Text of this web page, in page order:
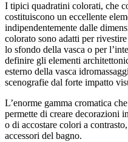
I tipici quadratini colorati, che
costituiscono un eccellente
indipendentemente dalle
colorato sono adatti per
lo sfondo della vasca o per
definire gli elementi
esterno della vasca
scenografie dal forte impatto
L’enorme gamma cromatica
permette di creare decorazioni
o di accostare colori a
accessori del bagno.